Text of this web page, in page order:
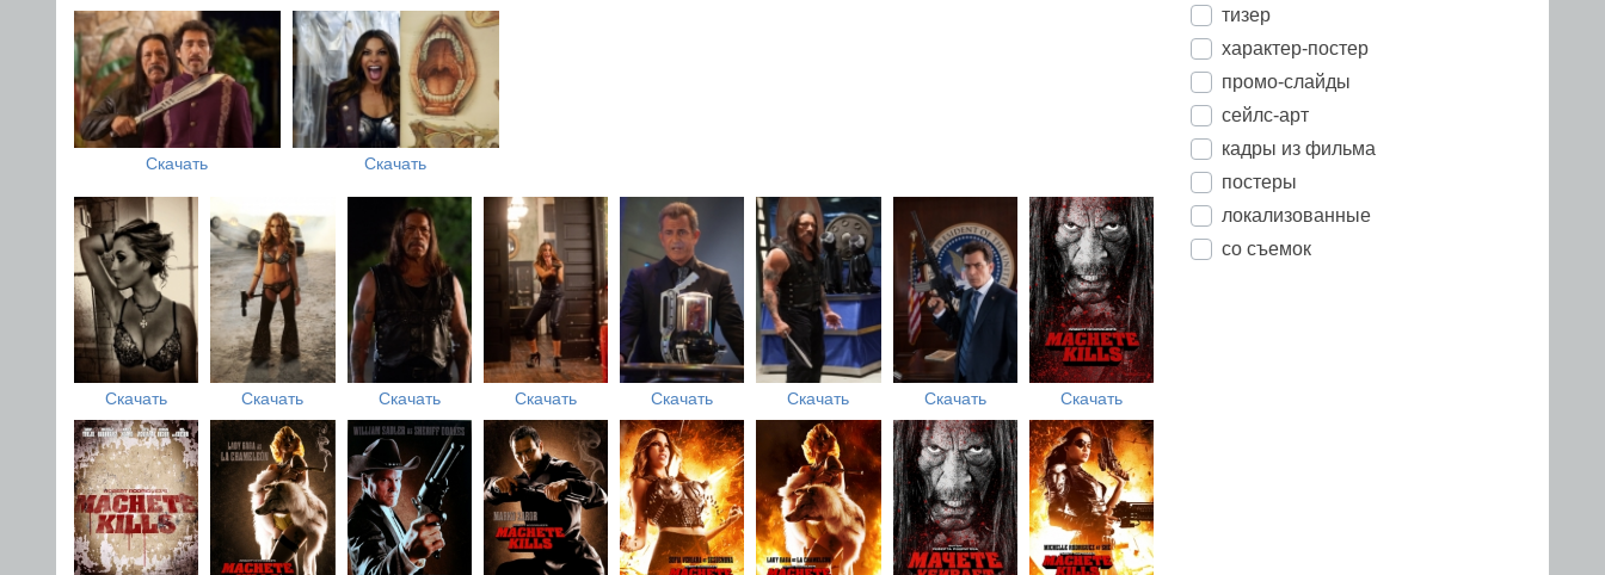
Скачать Скачать
Скачать Скачать Скачать Скачать Скачать Скачать Скачать Скачать
тизер
характер-постер
промо-слайды
сейлс-арт
кадры из фильма
постеры
локализованные
со съемок